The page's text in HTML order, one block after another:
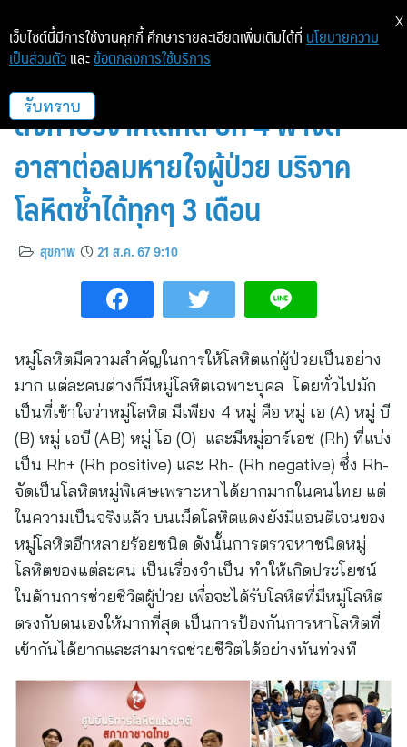
ชลิต อินดัสทรี รวมพลังจิตอาสา
สิงหาบริจาคโลหิต ปีที่ 4 พาจิต
อาสาต่อลมหายใจผู้ป่วย บริจาค
โลหิตซ้ำได้ทุกๆ 3 เดือน
สุขภาพ 21 ส.ค. 67 9:10
หมู่โลหิตมีความสำคัญในการให้โลหิตแก่ผู้ป่วยเป็นอย่าง
มาก แต่ละคนต่างก็มีหมู่โลหิตเฉพาะบุคล โดยทั่วไปมัก
เป็นที่เข้าใจว่าหมู่โลหิต มีเพียง 4 หมู่ คือ หมู่ เอ (A) หมู่ บี
(B) หมู่ เอบี (AB) หมู่ โอ (O) และมีหมู่อาร์เอช (Rh) ที่แบ่ง
เป็น Rh+ (Rh positive) และ Rh- (Rh negative) ซึ่ง Rh-
จัดเป็นโลหิตหมู่พิเศษเพราะหาได้ยากมากในคนไทย แต่
ในความเป็นจริงแล้ว บนเม็ดโลหิตแดงยังมีแอนติเจนของ
หมู่โลหิตอีกหลายร้อยชนิด ดังนั้นการตรวจหาชนิดหมู่
โลหิตของแต่ละคน เป็นเรื่องจำเป็น ทำให้เกิดประโยชน์
ในด้านการช่วยชีวิตผู้ป่วย เพื่อจะได้รับโลหิตที่มีหมู่โลหิต
ตรงกับตนเองให้มากที่สุด เป็นการป้องกันการหาโลหิตที่
เข้ากันได้ยากและสามารถช่วยชีวิตได้อย่างทันท่วงที
เว็บไซต์นี้มีการใช้งานคุกกี้ ศึกษารายละเอียดเพิ่มเติมได้ที่ นโยบายความ
เป็นส่วนตัว และ ข้อตกลงการใช้บริการ
รับทราบ
X